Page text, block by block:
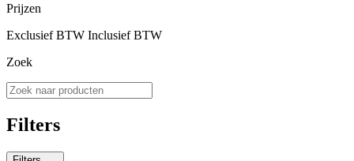
Prijzen
Exclusief BTW Inclusief BTW
Zoek
Filters